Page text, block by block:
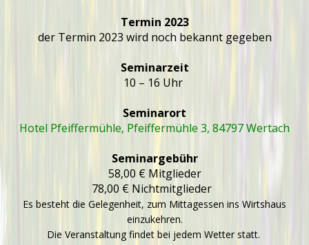
Termin 2023
der Termin 2023 wird noch bekannt gegeben
Seminarzeit
10 – 16 Uhr
Seminarort
Hotel Pfeiffermühle, Pfeiffermühle 3, 84797 Wertach
Seminargebühr
58,00 € Mitglieder
78,00 € Nichtmitglieder
Es besteht die Gelegenheit, zum Mittagessen ins Wirtshaus
einzukehren.
Die Veranstaltung findet bei jedem Wetter statt.